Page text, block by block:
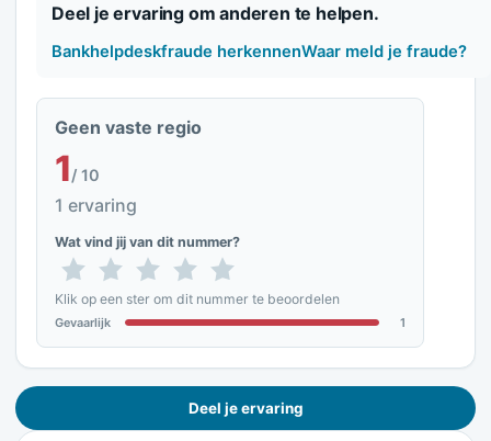
Deel je ervaring om anderen te helpen.
Bankhelpdeskfraude herkennenWaar meld je fraude?
Geen vaste regio
1/ 10
1 ervaring
Wat vind jij van dit nummer?
Klik op een ster om dit nummer te beoordelen
Gevaarlijk 1
Deel je ervaring